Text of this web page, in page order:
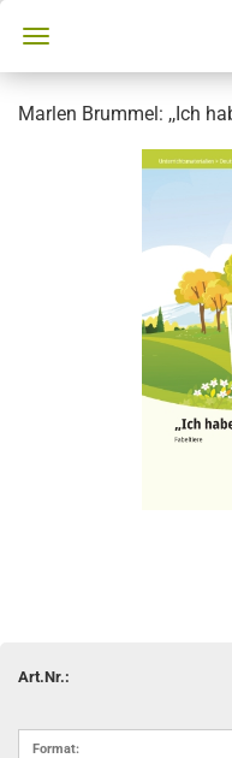
Marlen Brummel: ,,Ich
Art.Nr.:
Format: